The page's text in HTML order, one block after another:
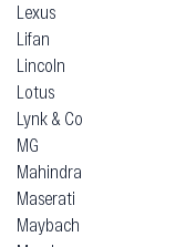
Lexus
Lifan
Lincoln
Lotus
Lynk & Co
MG
Mahindra
Maserati
Maybach